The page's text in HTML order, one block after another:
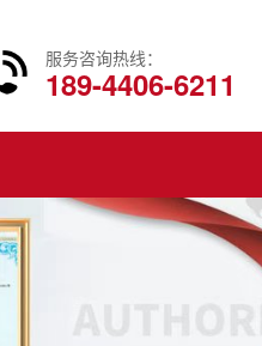
服务咨询热线：
189-4406-6211